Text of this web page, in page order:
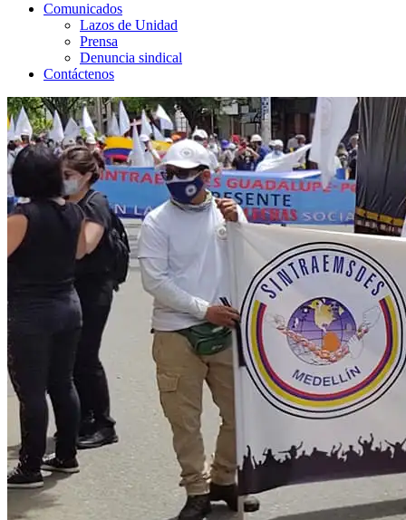
Comunicados
Lazos de Unidad
Prensa
Denuncia sindical
Contáctenos